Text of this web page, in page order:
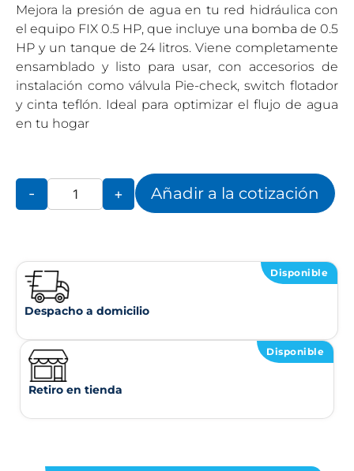
Mejora la presión de agua en tu red hidráulica con
el equipo FIX 0.5 HP, que incluye una bomba de 0.5
HP y un tanque de 24 litros. Viene completamente
ensamblado y listo para usar, con accesorios de
instalación como válvula Pie-check, switch flotador
y cinta teflón. Ideal para optimizar el flujo de agua
en tu hogar
- + Añadir a la cotización
Disponible
Despacho a domicilio
Disponible
Retiro en tienda